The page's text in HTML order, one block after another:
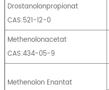
Drostanolonpropionat
CAS:521-12-0
Methenolonacetat
CAS:434-05-9
Methenolon Enantat